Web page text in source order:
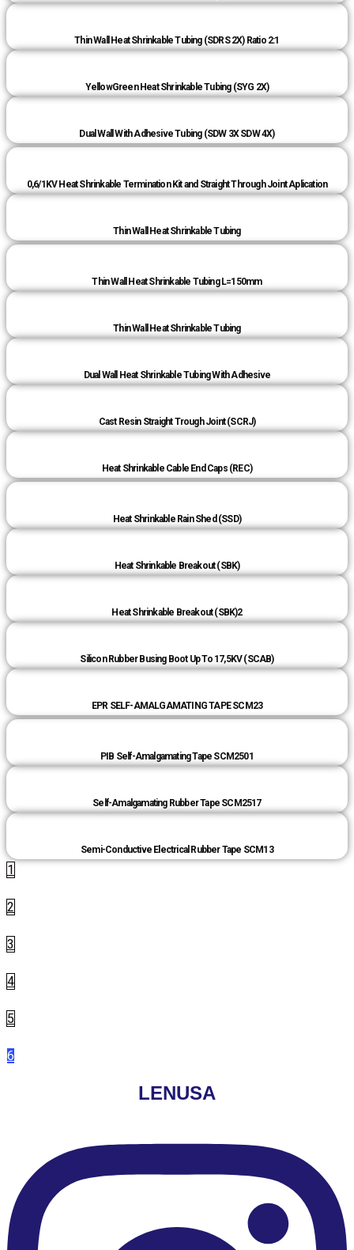
Thin Wall Heat Shrinkable Tubing (SDRS 2X) Ratio 2:1
YellowGreen Heat Shrinkable Tubing (SYG 2X)
Dual Wall With Adhesive Tubing (SDW 3X SDW 4X)
0,6/1KV Heat Shrinkable Termination Kit and Straight Through Joint Aplication
Thin Wall Heat Shrinkable Tubing
Thin Wall Heat Shrinkable Tubing L=150mm
Thin Wall Heat Shrinkable Tubing
Dual Wall Heat Shrinkable Tubing With Adhesive
Cast Resin Straight Trough Joint (SCRJ)
Heat Shrinkable Cable End Caps (REC)
Heat Shrinkable Rain Shed (SSD)
Heat Shrinkable Breakout (SBK)
Heat Shrinkable Breakout (SBK)2
Silicon Rubber Busing Boot Up To 17,5KV (SCAB)
EPR SELF-AMALGAMATING TAPE SCM23
PIB Self-Amalgamating Tape SCM2501
Self-Amalgamating Rubber Tape SCM2517
Semi-Conductive Electrical Rubber Tape SCM13
1
2
3
4
5
6
LENUSA